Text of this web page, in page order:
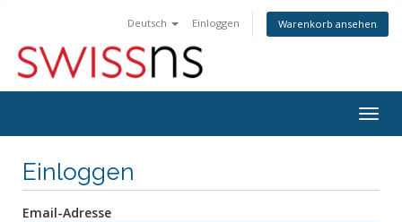
Deutsch Einloggen Warenkorb ansehen
ein-/
Einloggen
Email-Adresse